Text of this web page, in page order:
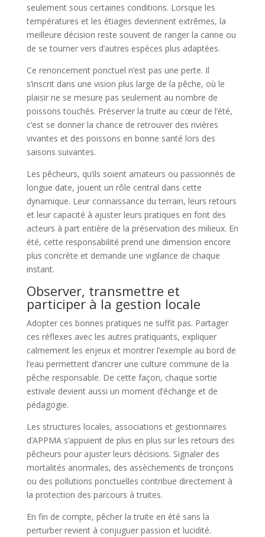
seulement sous certaines conditions. Lorsque les
températures et les étiages deviennent extrêmes, la
meilleure décision reste souvent de ranger la canne ou
de se tourner vers d’autres espèces plus adaptées.
Ce renoncement ponctuel n’est pas une perte. Il
s’inscrit dans une vision plus large de la pêche, où le
plaisir ne se mesure pas seulement au nombre de
poissons touchés. Préserver la truite au cœur de l’été,
c’est se donner la chance de retrouver des rivières
vivantes et des poissons en bonne santé lors des
saisons suivantes.
Les pêcheurs, qu’ils soient amateurs ou passionnés de
longue date, jouent un rôle central dans cette
dynamique. Leur connaissance du terrain, leurs retours
et leur capacité à ajuster leurs pratiques en font des
acteurs à part entière de la préservation des milieux. En
été, cette responsabilité prend une dimension encore
plus concrète et demande une vigilance de chaque
instant.
Observer, transmettre et
participer à la gestion locale
Adopter ces bonnes pratiques ne suffit pas. Partager
ces réflexes avec les autres pratiquants, expliquer
calmement les enjeux et montrer l’exemple au bord de
l’eau permettent d’ancrer une culture commune de la
pêche responsable. De cette façon, chaque sortie
estivale devient aussi un moment d’échange et de
pédagogie.
Les structures locales, associations et gestionnaires
d’APPMA s’appuient de plus en plus sur les retours des
pêcheurs pour ajuster leurs décisions. Signaler des
mortalités anormales, des assèchements de tronçons
ou des pollutions ponctuelles contribue directement à
la protection des parcours à truites.
En fin de compte, pêcher la truite en été sans la
perturber revient à conjuguer passion et lucidité.